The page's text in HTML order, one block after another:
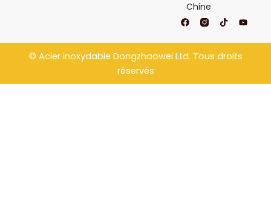
Chine
F
a
e
b
o
T
i
t
o
k
Y
o
t
© Acier inoxydable Dongzhaowei Ltd. Tous droits
réservés